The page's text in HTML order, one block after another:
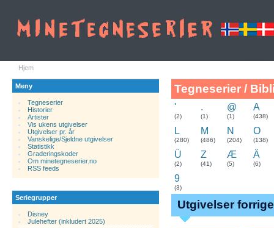
Hjem
Meny
Tegneserier
Historier.
Artister
Vis ukens utgivelser
Utgivelser pr. år
Vanskelige/Sjeldne utgivelser
Statistikk
Graderingskoder
Om minetegneserier.no
RSS feeds
Seriegrupper
Disney
Julehefter (inkludert 2025)
Tegneserier /
'
(2)
.
(1)
@
(1)
A
(438)
L
(280)
M
(486)
N
(204)
O
(138)
Ü
(2)
Z
(41)
Æ
(5)
Ä
(6)
9
(3)
Utgivelser